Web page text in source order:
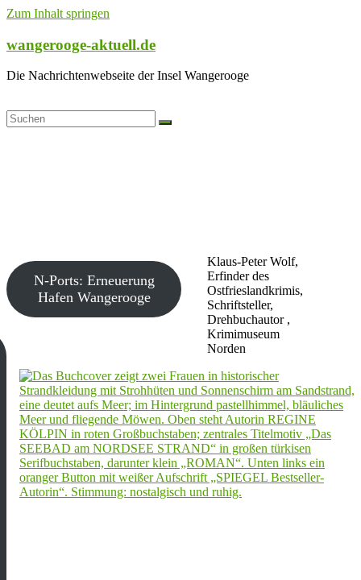
Zum Inhalt springen
wangerooge-aktuell.de
Die Nachrichtenwebseite der Insel Wangerooge
Klaus-Peter Wolf,
Erfinder des
Ostfrieslandkrimis,
Schriftsteller,
Drehbuchautor ,
Krimimuseum
Norden
N-Ports: Erneuerung
Hafen Wangerooge